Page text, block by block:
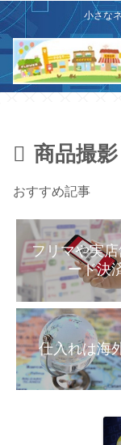
この
小さな
商品撮影
おすすめ記事
フリマや実店
ード決
仕入れは海